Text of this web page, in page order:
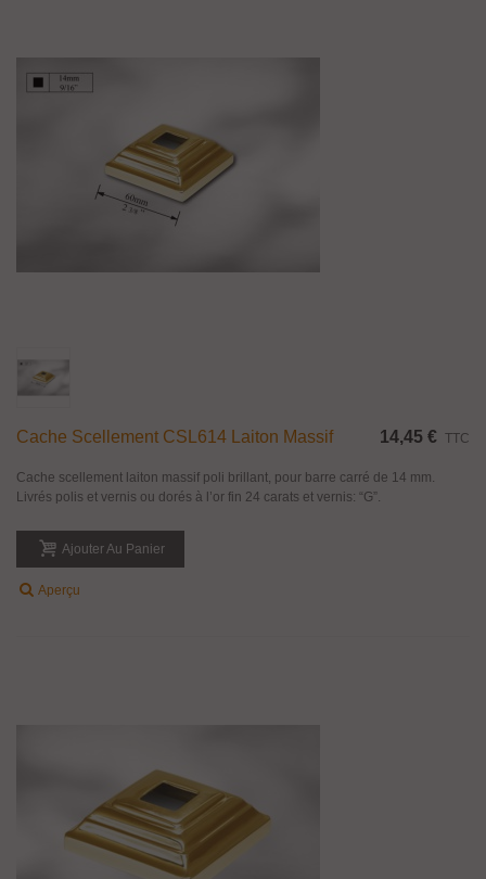
Cache Scellement CSL614 Laiton Massif 14,45 € TTC
Cache scellement laiton massif poli brillant, pour barre carré de 14 mm.
Livrés polis et vernis ou dorés à l’or fin 24 carats et vernis: “G”.
Ajouter Au Panier
Aperçu